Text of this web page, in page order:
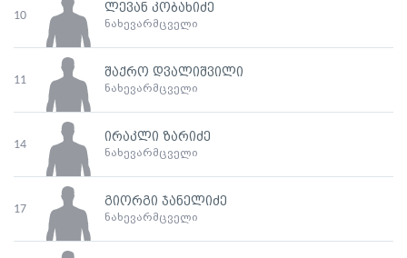
10
ლევან კობახიძე
ნახევარმცველი
11
შაქრო დვალიშვილი
ნახევარმცველი
14
ირაკლი ზარიძე
ნახევარმცველი
17
გიორგი ჯანელიძე
ნახევარმცველი